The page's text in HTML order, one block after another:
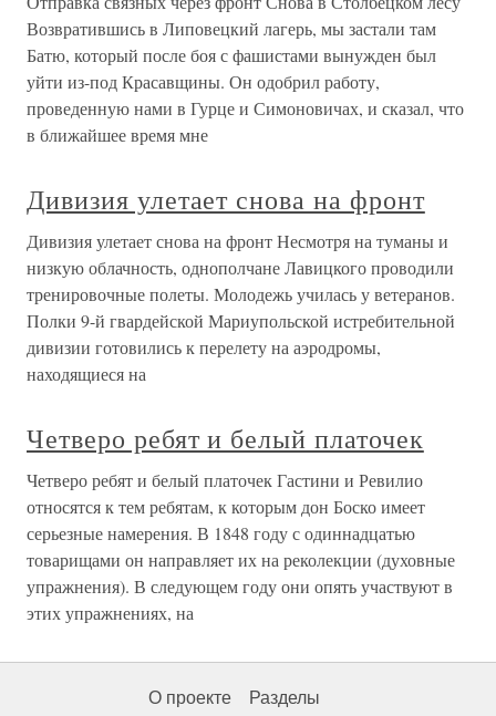
Возвратившись в Липовецкий лагерь, мы застали там
Батю, который после боя с фашистами вынужден был
уйти из-под Красавщины. Он одобрил работу,
проведенную нами в Гурце и Симоновичах, и сказал, что
в ближайшее время мне
Дивизия улетает снова на фронт
Дивизия улетает снова на фронт Несмотря на туманы и
низкую облачность, однополчане Лавицкого проводили
тренировочные полеты. Молодежь училась у ветеранов.
Полки 9-й гвардейской Мариупольской истребительной
дивизии готовились к перелету на аэродромы,
находящиеся на
Четверо ребят и белый платочек
Четверо ребят и белый платочек Гастини и Ревилио
относятся к тем ребятам, к которым дон Боско имеет
серьезные намерения. В 1848 году с одиннадцатью
товарищами он направляет их на реколекции (духовные
упражнения). В следующем году они опять участвуют в
этих упражнениях, на
О проекте Разделы